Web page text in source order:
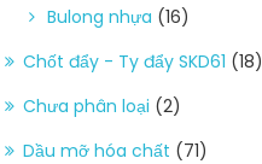
Bulong nhựa (16)
Chốt đẩy - Ty đẩy SKD61 (18)
Chưa phân loại (2)
Dầu mỡ hóa chất (71)